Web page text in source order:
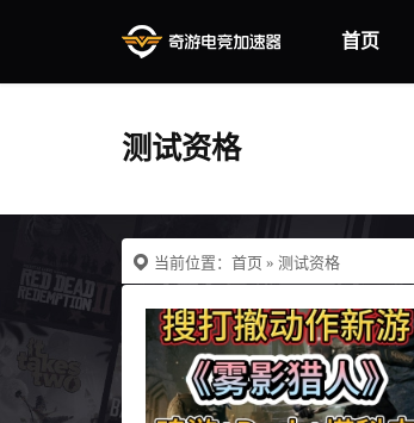
首页
测试资格
当前位置： 首页 » 测试资格